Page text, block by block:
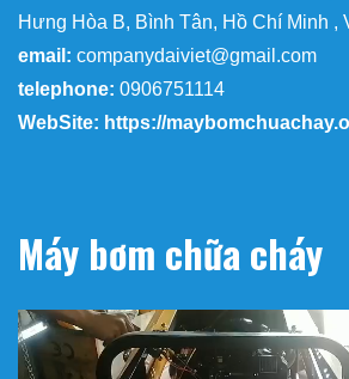
Hưng Hòa B, Bình Tân, Hồ Chí Minh ,
email: companydaiviet@gmail.com
telephone: 0906751114
WebSite: https://
Máy bơm chữa cháy
Trình
chơi